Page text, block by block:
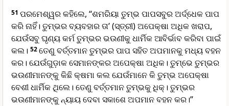
51 ପରମେଶ୍ୱର କହିଲେ, “ଶମରିୟା ତୁମ୍ଭ ପାପସବୁର ଅର୍ଦ୍ଧେକ ପାପ
କରି ନାହିଁ। ତୁମ୍ଭର ବ୍ୟବହାର ତା’ (ସ୍ତ୍ରୀ) ଅପେକ୍ଷା ଅଧିକ ଖରାପ,
ଯେଉଁସବୁ ଘୃଣ୍ୟ କର୍ମ ତୁମ୍ଭର ଭଉଣୀକୁ ଧାର୍ମିକ ଆବିର୍ଭାବ କରିବା ପାଇଁ
କଲ। 52ତେଣୁ ବର୍ତ୍ତମାନ ତୁମ୍ଭର ପାପ ସହିତ ଅପମାନକୁ ମଧ୍ୟ ବହନ
କର। ଯେଉଁଗୁଡ଼ାକ ସେମାନଙ୍କର ଅପେକ୍ଷା ଅଧିକ। ତୁମ୍ଭେ ତୁମ୍ଭର
ଭଉଣୀମାନଙ୍କୁ କିଛି କ୍ଷମା କଲ ଯେଉଁମାନେ କି ତୁମ୍ଭ ଅପେକ୍ଷା
ବେଶୀ ଧାର୍ମିକ ଥିଲେ। ତେଣୁ ବର୍ତ୍ତମାନ ତୁମ୍ଭକୁ ଧିକ୍। ତୁମ୍ଭର
ଭଉଣୀମାନଙ୍କୁ ନ୍ୟାୟ ଦେବା ସକାଶେ ଅପମାନ ବହନ କର।”